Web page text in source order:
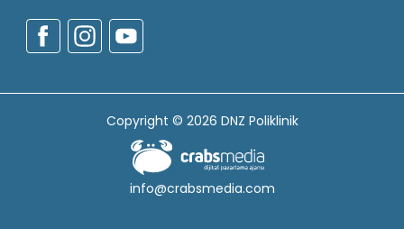
Copyright © 2026 DNZ Poliklinik
info@crabsmedia.com